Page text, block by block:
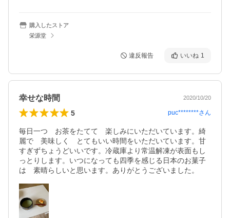
購入したストア
栄源堂
違反報告 いいね 1
幸せな時間 2020/10/20
5 puc********さん
毎日一つ　お茶をたてて　楽しみにいただいています。綺
麗で　美味しく　とてもいい時間をいただいています。甘
すぎずちょうどいいです。冷蔵庫より常温解凍が表面もし
っとりします。いつになっても四季を感じる日本のお菓子
は　素晴らしいと思います。ありがとうございました。